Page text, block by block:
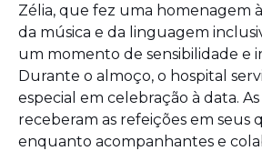
Zélia, que fez uma homenagem
da música e da linguagem
um momento de sensibilidade e
Durante o almoço, o hospital
especial em celebração à data.
receberam as refeições em seus
enquanto acompanhantes e